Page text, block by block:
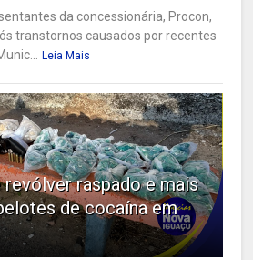
da concessionária, Procon,
transtornos causados por recentes
Leia Mais
revólver raspado e mais
de cocaína em